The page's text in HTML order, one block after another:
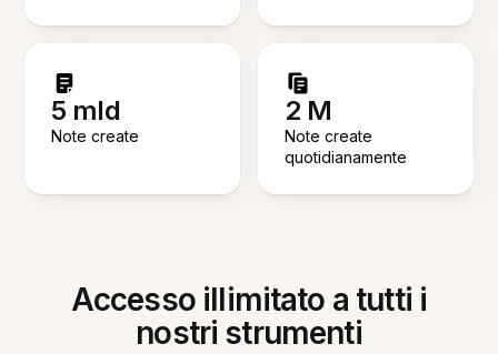
5 mld
Note create
2 M
Note create
quotidianamente
Accesso illimitato a tutti i
nostri strumenti